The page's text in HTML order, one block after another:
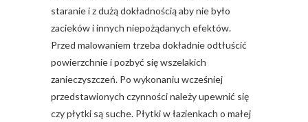
staranie i z dużą dokładnością aby nie było
zacieków i innych niepożądanych efektów.
Przed malowaniem trzeba dokładnie odtłuścić
powierzchnie i pozbyć się wszelakich
zanieczyszczeń. Po wykonaniu wcześniej
przedstawionych czynności należy upewnić się
czy płytki są suche. Płytki w łazienkach o małej